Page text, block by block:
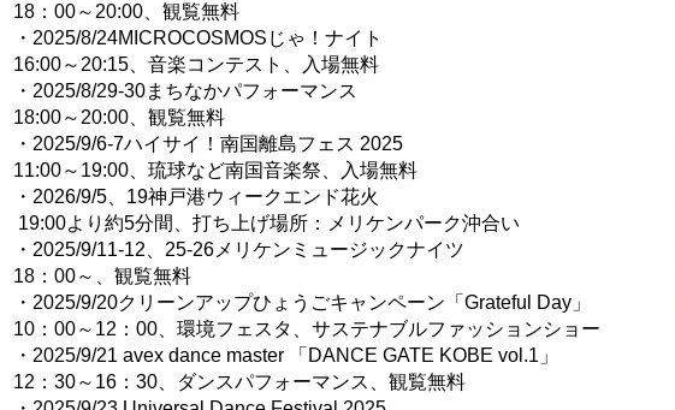
18：00～20:00、観覧無料
・2025/8/24MICROCOSMOSじゃ！ナイト
16:00～20:15、音楽コンテスト、入場無料
・2025/8/29-30まちなかパフォーマンス
18:00～20:00、観覧無料
・2025/9/6-7ハイサイ！南国離島フェス 2025
11:00～19:00、琉球など南国音楽祭、入場無料
・2026/9/5、19神戸港ウィークエンド花火
19:00より約5分間、打ち上げ場所：メリケンパーク沖合い
・2025/9/11-12、25-26メリケンミュージックナイツ
18：00～、観覧無料
・2025/9/20クリーンアップひょうごキャンペーン「Grateful Day」
10：00～12：00、環境フェスタ、サステナブルファッションショー
・2025/9/21 avex dance master 「DANCE GATE KOBE vol.1」
12：30～16：30、ダンスパフォーマンス、観覧無料